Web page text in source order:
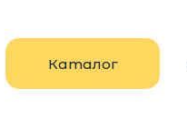
Каталог